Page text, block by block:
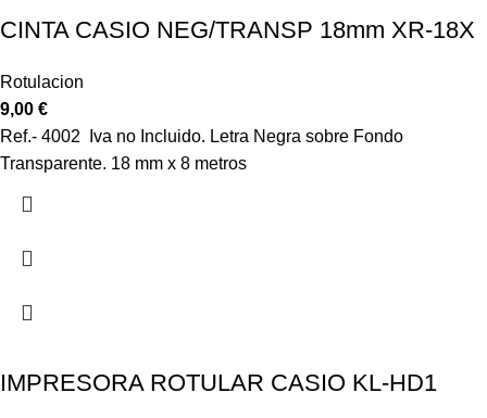
CINTA CASIO NEG/TRANSP 18mm XR-18X
Rotulacion
9,00 €
Ref.- 4002 Iva no Incluido. Letra Negra sobre Fondo
Transparente. 18 mm x 8 metros
IMPRESORA ROTULAR CASIO KL-HD1